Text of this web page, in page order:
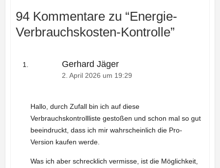
94 Kommentare zu “Energie-
Verbrauchskosten-Kontrolle”
Gerhard Jäger
2. April 2026 um 19:29
Hallo, durch Zufall bin ich auf diese
Verbrauchskontrollliste gestoßen und schon mal so gut
beeindruckt, dass ich mir wahrscheinlich die Pro-
Version kaufen werde.
Was ich aber schrecklich vermisse, ist die Möglichkeit,